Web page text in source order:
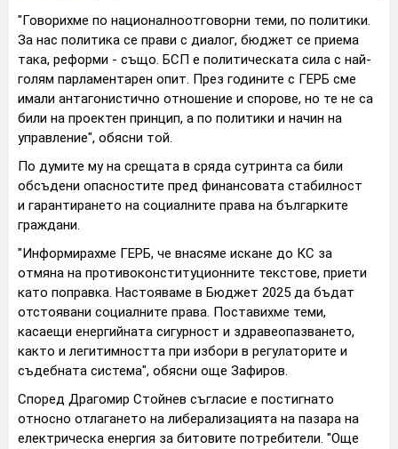
"Говорихме по националноотговорни теми, по политики.
За нас политика се прави с диалог, бюджет се приема
така, реформи - също. БСП е политическата сила с най-
голям парламентарен опит. През годините с ГЕРБ сме
имали антагонистично отношение и спорове, но те не са
били на проектен принцип, а по политики и начин на
управление", обясни той.
По думите му на срещата в сряда сутринта са били
обсъдени опасностите пред финансовата стабилност
и гарантирането на социалните права на българките
граждани.
"Информирахме ГЕРБ, че внасяме искане до КС за
отмяна на противоконституционните текстове, приети
като поправка. Настояваме в Бюджет 2025 да бъдат
отстоявани социалните права. Поставихме теми,
касаещи енергийната сигурност и здравеопазването,
както и легитимността при избори в регулаторите и
съдебната система", обясни още Зафиров.
Според Драгомир Стойнев съгласие е постигнато
относно отлагането на либерализацията на пазара на
електрическа енергия за битовите потребители. "Още